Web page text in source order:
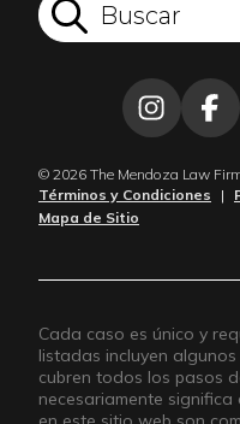
© 2026 The Mendoza Law
Términos y Condiciones
|
Mapa de Sitio
Cada caso es único y
listadas incluyen
cubren todos los pasos
necesariamente